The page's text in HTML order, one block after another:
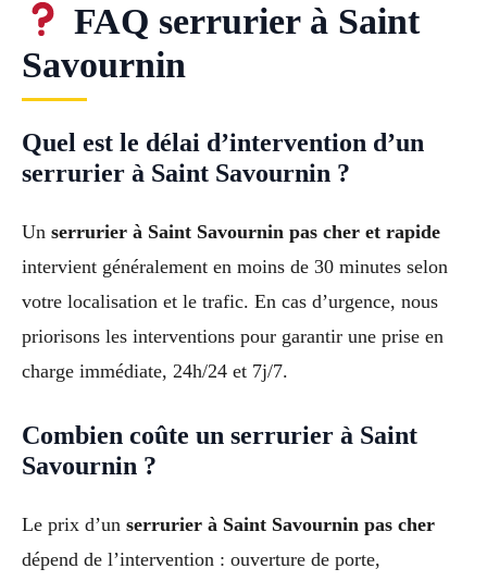
FAQ serrurier à Saint
Savournin
Quel est le délai d’intervention d’un
serrurier à Saint Savournin ?
Un serrurier à Saint Savournin pas cher et rapide
intervient généralement en moins de 30 minutes selon
votre localisation et le trafic. En cas d’urgence, nous
priorisons les interventions pour garantir une prise en
charge immédiate, 24h/24 et 7j/7.
Combien coûte un serrurier à Saint
Savournin ?
Le prix d’un serrurier à Saint Savournin pas cher
dépend de l’intervention : ouverture de porte,